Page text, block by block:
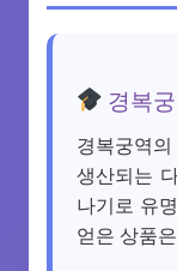
경복
경복궁역
생산되는
나기로 유
얻은 상품